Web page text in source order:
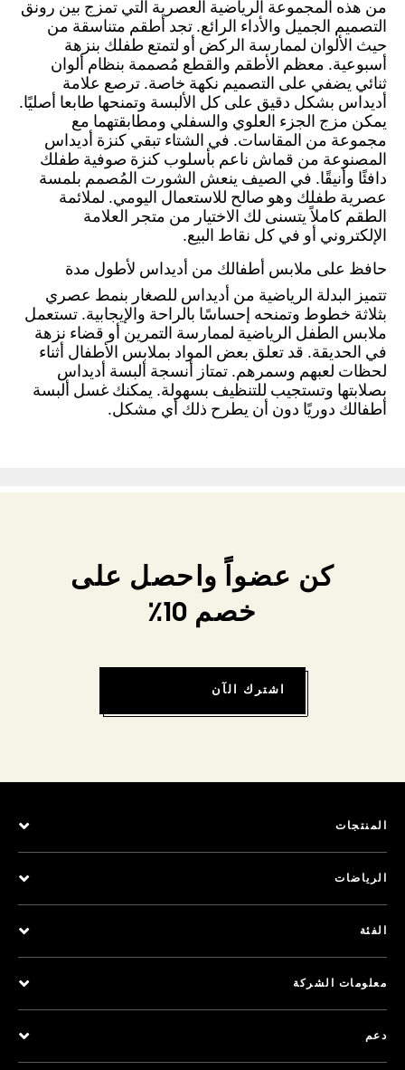
من هذه المجموعة الرياضية العصرية التي تمزج بين رونق
التصميم الجميل والأداء الرائع. تجد أطقم متناسقة من
حيث الألوان لممارسة الركض أو لتمتع طفلك بنزهة
أسبوعية. معظم الأطقم والقطع مُصممة بنظام ألوان
ثنائي يضفي على التصميم نكهة خاصة. ترصع علامة
أديداس بشكل دقيق على كل الألبسة وتمنحها طابعا أصليًا.
يمكن مزج الجزء العلوي والسفلي ومطابقتهما مع
مجموعة من المقاسات. في الشتاء تبقي كنزة أديداس
المصنوعة من قماش ناعم بأسلوب كنزة صوفية طفلك
دافئًا وأنيقًا. في الصيف ينعش الشورت المُصمم بلمسة
عصرية طفلك وهو صالح للاستعمال اليومي. لملائمة
الطقم كاملاً يتسنى لك الاختيار من متجر العلامة
الإلكتروني أو في كل نقاط البيع.
حافظ على ملابس أطفالك من أديداس لأطول مدة
تتميز البدلة الرياضية من أديداس للصغار بنمط عصري
بثلاثة خطوط وتمنحه إحساسًا بالراحة والإيجابية. تستعمل
ملابس الطفل الرياضية لممارسة التمرين أو قضاء نزهة
في الحديقة. قد تعلق بعض المواد بملابس الأطفال أثناء
لحظات لعبهم وسمرهم. تمتاز أنسجة ألبسة أديداس
بصلابتها وتستجيب للتنظيف بسهولة. يمكنك غسل ألبسة
أطفالك دوريًا دون أن يطرح ذلك أي مشكل.
كن عضواً واحصل على
خصم 10٪
اشترك الآن
المنتجات
الرياضات
الفئة
معلومات الشركة
دعم